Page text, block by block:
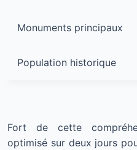
Monuments principaux
Population historique
Fort de cette
optimisé sur deux jours